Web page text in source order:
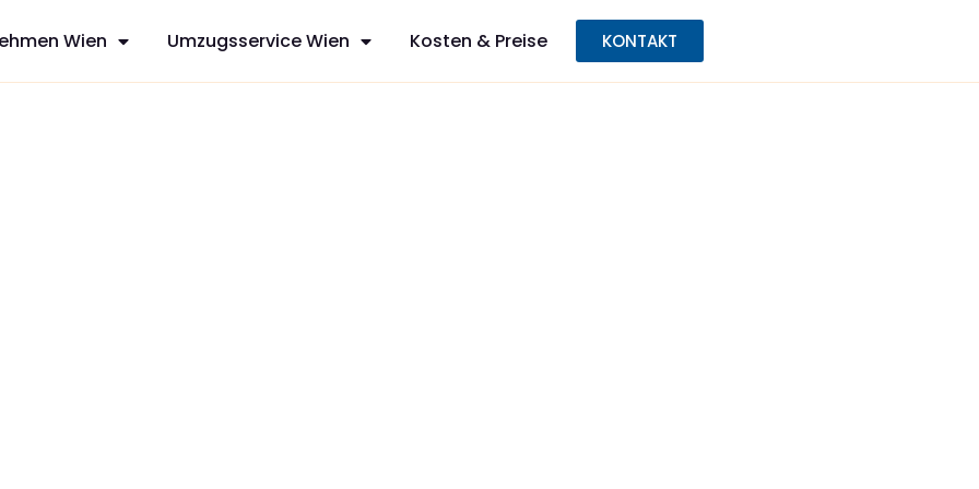
Wien Umzugsservice Wien Kosten & Preise KONTAKT